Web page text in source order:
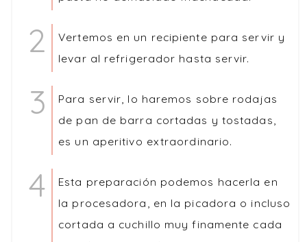
Vertemos en un recipiente para servir y
levar al refrigerador hasta servir.
Para servir, lo haremos sobre rodajas
de pan de barra cortadas y tostadas,
es un aperitivo extraordinario.
Esta preparación podemos hacerla en
la procesadora, en la picadora o incluso
cortada a cuchillo muy finamente cada